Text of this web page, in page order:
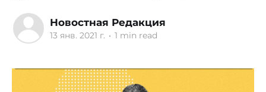
Новостная Редакция
13 янв. 2021 г. • 1 min read